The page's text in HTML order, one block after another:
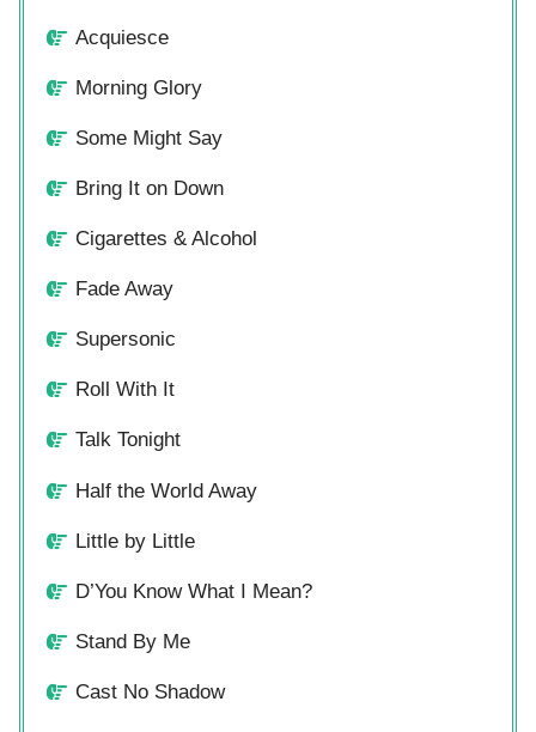
Acquiesce
Morning Glory
Some Might Say
Bring It on Down
Cigarettes & Alcohol
Fade Away
Supersonic
Roll With It
Talk Tonight
Half the World Away
Little by Little
D’You Know What I Mean?
Stand By Me
Cast No Shadow